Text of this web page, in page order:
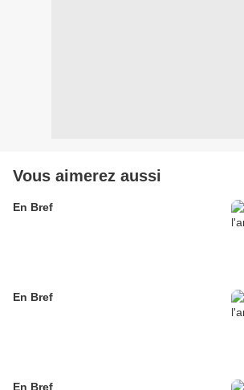
Vous aimerez aussi
En Bref
En Bref
En Bref